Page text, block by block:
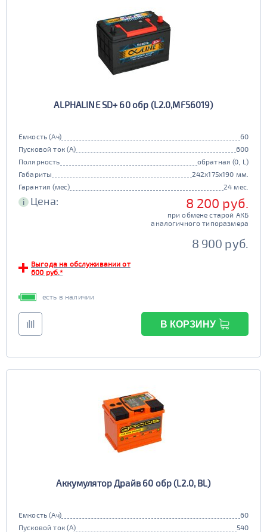
ALPHALINE SD+ 60 обр (L2.0,MF56019)
Емкость (Ач)
60
Пусковой ток (А)
600
Полярность
обратная (0, L)
Габариты
242x175x190 мм.
Гарантия (мес)
24 мес.
i Цена: 8 200 руб.
при обмене старой АКБ
аналогичного типоразмера
8 900 руб.
Выгода на обслуживании от
600 руб.*
есть в наличии
В КОРЗИНУ
Аккумулятор Драйв 60 обр (L2.0, BL)
Емкость (Ач)
60
Пусковой ток (А)
540